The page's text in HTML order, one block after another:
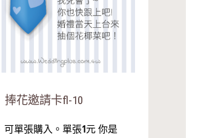
捧花邀請卡fl-10
可單張購入。單張1元 你是